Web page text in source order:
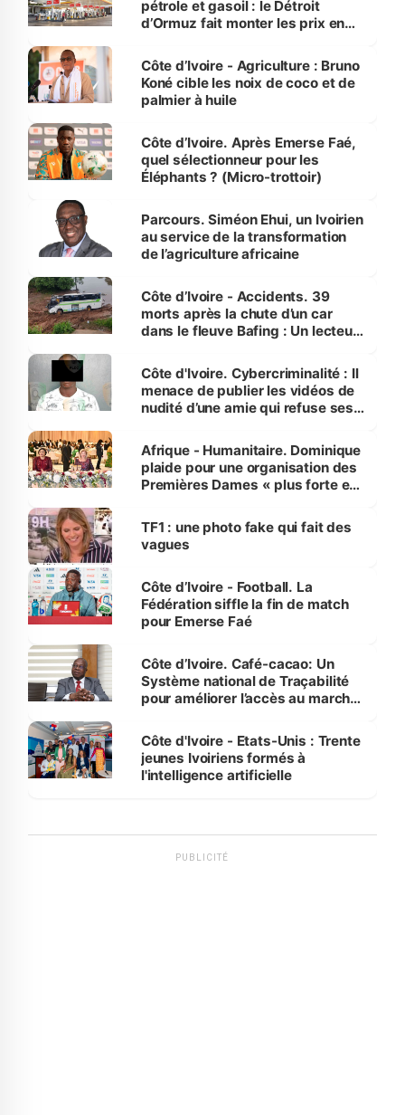
pétrole et gasoil : le Détroit
d’Ormuz fait monter les prix en
Côte d’Ivoire - Agriculture : Bruno
Koné cible les noix de coco et de
palmier à huile
Côte d’Ivoire. Après Emerse Faé,
quel sélectionneur pour les
Éléphants ? (Micro-trottoir)
Parcours. Siméon Ehui, un Ivoirien
au service de la transformation
de l’agriculture africaine
Côte d’Ivoire - Accidents. 39
morts après la chute d’un car
dans le fleuve Bafing : Un lecteur
des Transports
Côte d'Ivoire. Cybercriminalité : Il
menace de publier les vidéos de
nudité d’une amie qui refuse ses
Afrique - Humanitaire. Dominique
plaide pour une organisation des
Premières Dames « plus forte et
sur la scène internationale »
TF1 : une photo fake qui fait des
vagues
Côte d’Ivoire - Football. La
Fédération siffle la fin de match
pour Emerse Faé
Côte d’Ivoire. Café-cacao: Un
Système national de Traçabilité
pour améliorer l’accès au marché
Côte d'Ivoire - Etats-Unis : Trente
jeunes Ivoiriens formés à
l'intelligence artificielle
PUBLICITÉ